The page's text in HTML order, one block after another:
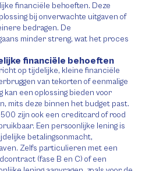
financiële behoeften. Deze
bij onverwachte uitgaven of
bedragen. De
minder streng, wat het proces
financiële behoeften
op tijdelijke, kleine financiële
van tekorten of eenmalige
kan een oplossing bieden voor
mits deze binnen het budget past.
zijn ook een creditcard of rood
Een persoonlijke lening is
betalingsonmacht,
Zelfs particulieren met een
(fase B en C) of een